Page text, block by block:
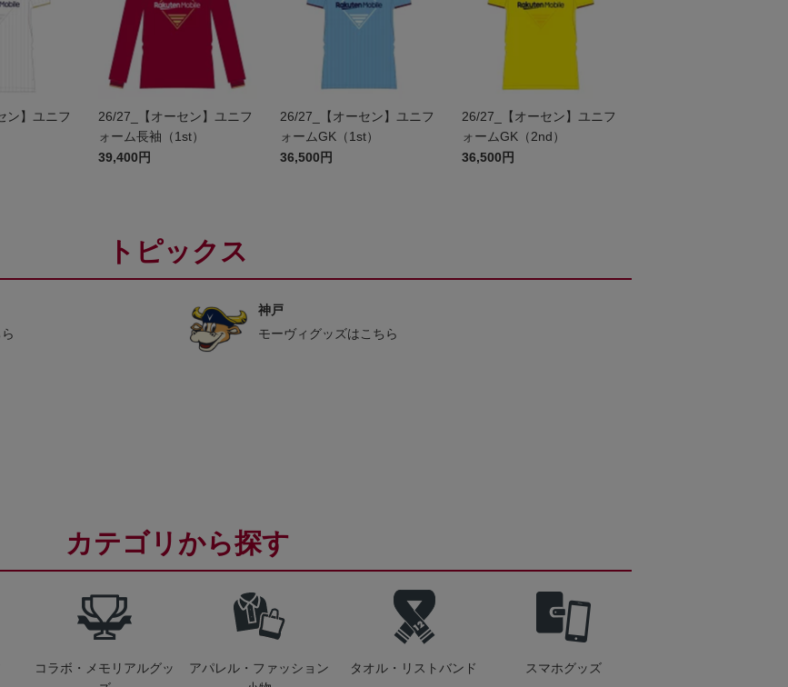
ン】ユニフ
26/27_【オーセン】ユニフ
ォーム長袖（1st）
39,400円
26/27_【オーセン】ユニフ
ォームGK（1st）
36,500円
26/27_【オーセン】ユニフ
ォームGK（2nd）
36,500円
トピックス
神戸
モーヴィグッズはこちら
カテゴリから探す
コラボ・メモリアルグッ
アパレル・ファッション
タオル・リストバンド スマホグッズ